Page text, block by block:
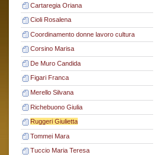
Cartaregia Oriana
Cioli Rosalena
Coordinamento donne lavoro cultura
Corsino Marisa
De Muro Candida
Figari Franca
Merello Silvana
Richebuono Giulia
Ruggeri Giulietta
Tommei Mara
Tuccio Maria Teresa